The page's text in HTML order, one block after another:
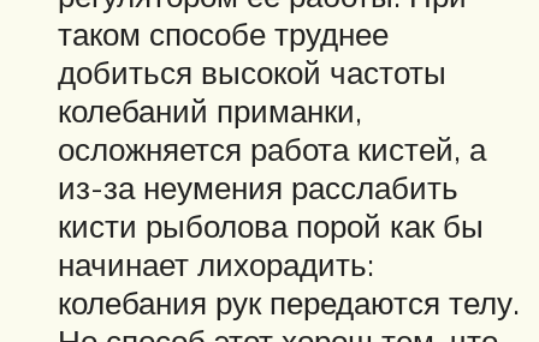
таком способе труднее
добиться высокой частоты
колебаний приманки,
осложняется работа кистей, а
из-за неумения расслабить
кисти рыболова порой как бы
начинает лихорадить:
колебания рук передаются телу.